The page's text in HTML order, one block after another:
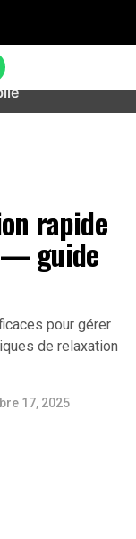
' in
class-bots.php
rapide
— guide
pour gérer
de relaxation
17, 2025